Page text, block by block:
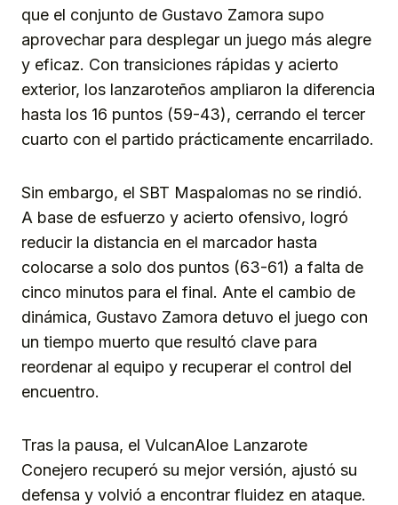
que el conjunto de Gustavo Zamora supo
aprovechar para desplegar un juego más alegre
y eficaz. Con transiciones rápidas y acierto
exterior, los lanzaroteños ampliaron la diferencia
hasta los 16 puntos (59-43), cerrando el tercer
cuarto con el partido prácticamente encarrilado.
Sin embargo, el SBT Maspalomas no se rindió.
A base de esfuerzo y acierto ofensivo, logró
reducir la distancia en el marcador hasta
colocarse a solo dos puntos (63-61) a falta de
cinco minutos para el final. Ante el cambio de
dinámica, Gustavo Zamora detuvo el juego con
un tiempo muerto que resultó clave para
reordenar al equipo y recuperar el control del
encuentro.
Tras la pausa, el VulcanAloe Lanzarote
Conejero recuperó su mejor versión, ajustó su
defensa y volvió a encontrar fluidez en ataque.